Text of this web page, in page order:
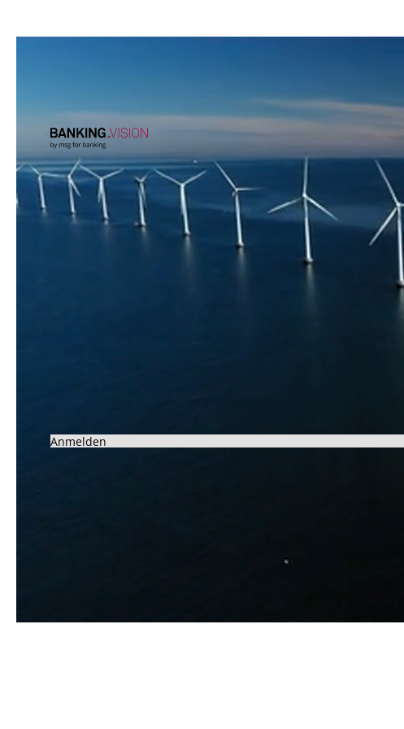
Anmelden